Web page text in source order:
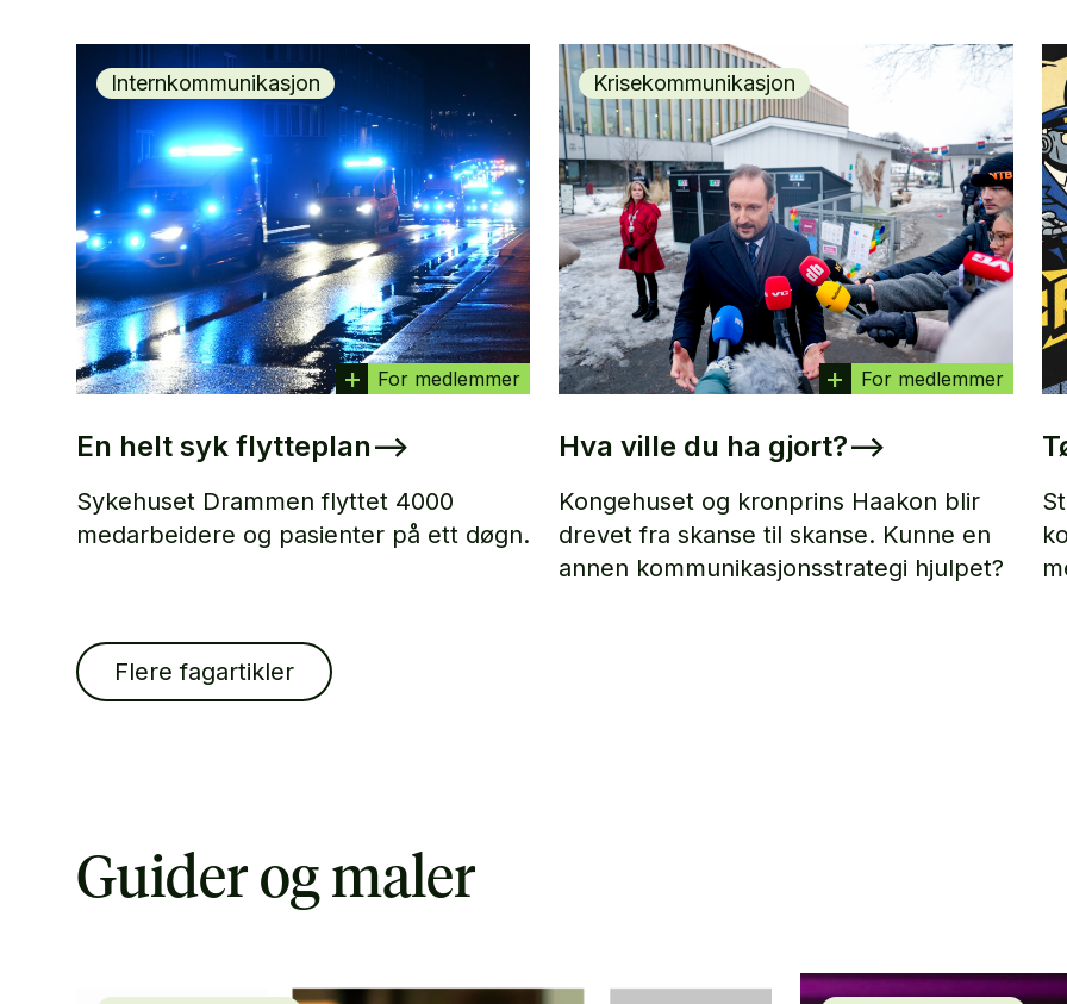
Internkommunikasjon
For medlemmer
En helt syk flytteplan–>
Sykehuset Drammen flyttet 4000
medarbeidere og pasienter på ett døgn.
Krisekommunikasjon
For medlemmer
Hva ville du ha gjort?–>
Kongehuset og kronprins Haakon blir
drevet fra skanse til skanse. Kunne en
annen kommunikasjonsstrategi hjulpet?
Flere fagartikler
Guider og maler